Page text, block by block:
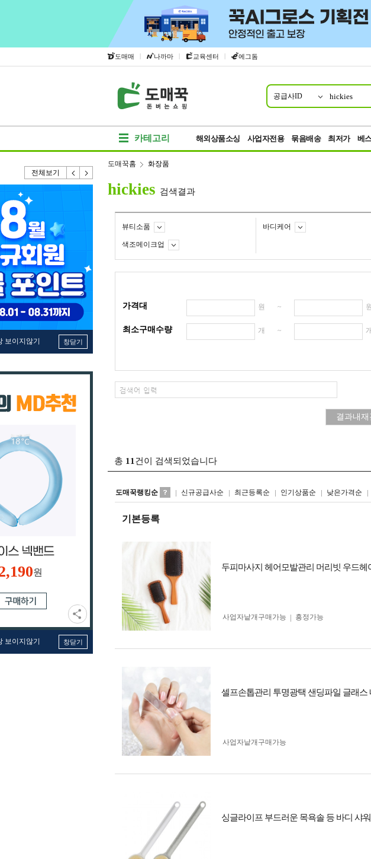
도매매 | 나까마 | 교육센터 | 에그돔
공급사ID
카테고리 해외상품소싱 사업자전용 묶음배송 최저가 베
전체보기
보이지않기 창닫기
원
보이지않기 창닫기
도매꾹홈 화장품
hickies 검색결과
뷰티소품 바디케어
색조메이크업
가격대 원 ~
최소구매수량 개 ~
총 11 건이 검색되었습니다
도매꾹랭킹순 신규공급사순 최근등록순 인기상품순 낮은가격순
리스트형갤러리형
기본등록
두피마사지 헤어모발관리 머리빗 우드헤
사업자 낱개구매가능 흥정가능
셀프손톱관리 투명광택 샌딩파일 글래스
사업자 낱개구매가능
싱글라이프 부드러운 목욕솔 등 바디 샤